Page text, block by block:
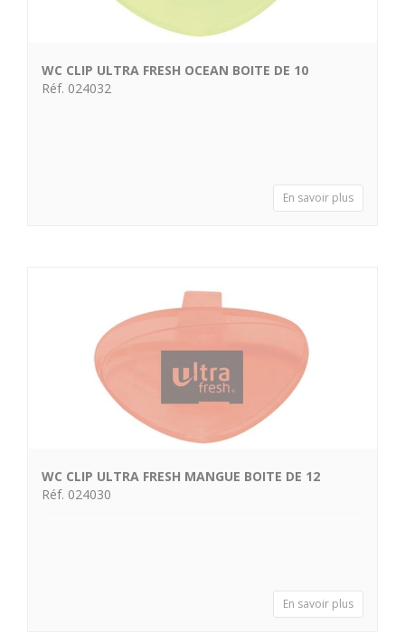
WC CLIP ULTRA FRESH OCEAN BOITE DE 10
Réf. 024032
En savoir plus
WC CLIP ULTRA FRESH MANGUE BOITE DE 12
Réf. 024030
En savoir plus